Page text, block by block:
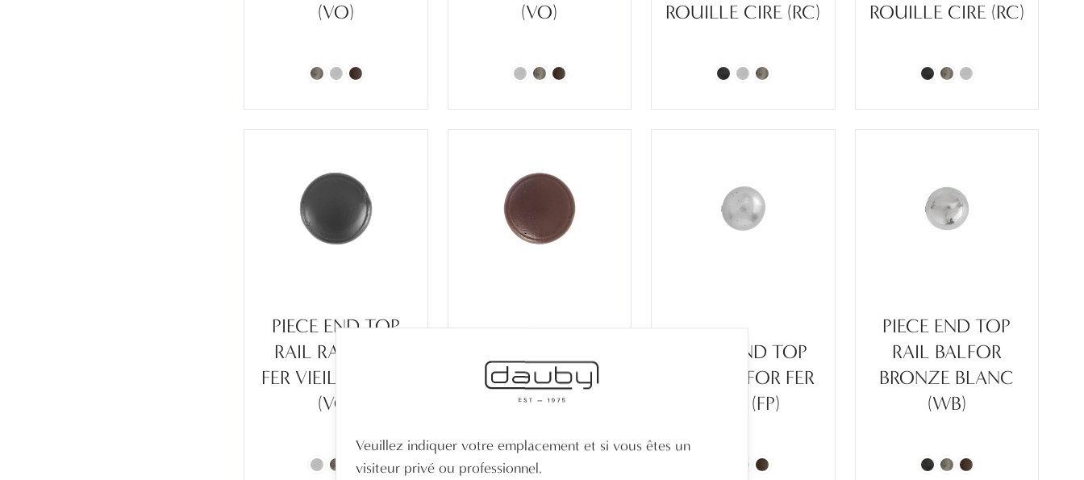
(VO)
(VO)
ROUILLE CIRE (RC)
ROUILLE CIRE (RC)
PIECE END TOP
RAIL RANDALL
FER VIEILLI - NOIR
(VO)
RAIL RANDALL
ROUILLE CIRE (RC)
PIECE END TOP
RAIL BALFOR FER
POLI (FP)
PIECE END TOP
RAIL BALFOR
BRONZE BLANC
(WB)
Veuillez indiquer votre emplacement et si vous êtes un
visiteur privé ou professionnel.